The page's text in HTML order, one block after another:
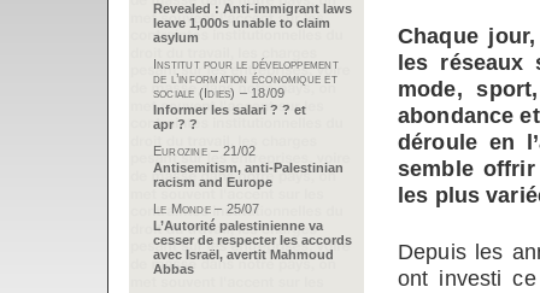
Chaque
les réseaux
mode,
abondance
déroule en
semble
les plus
Depuis les
ont investi
Revealed : Anti-immigrant laws
leave 1,000s unable to claim
asylum
Institut pour le développement
de l’information économique et
sociale (Idies) – 18/09
Informer les salari ? ? et
apr ? ?
Eurozine – 21/02
Antisemitism, anti-Palestinian
racism and Europe
Le Monde – 25/07
L’Autorité palestinienne va
cesser de respecter les accords
avec Israël, avertit Mahmoud
Abbas